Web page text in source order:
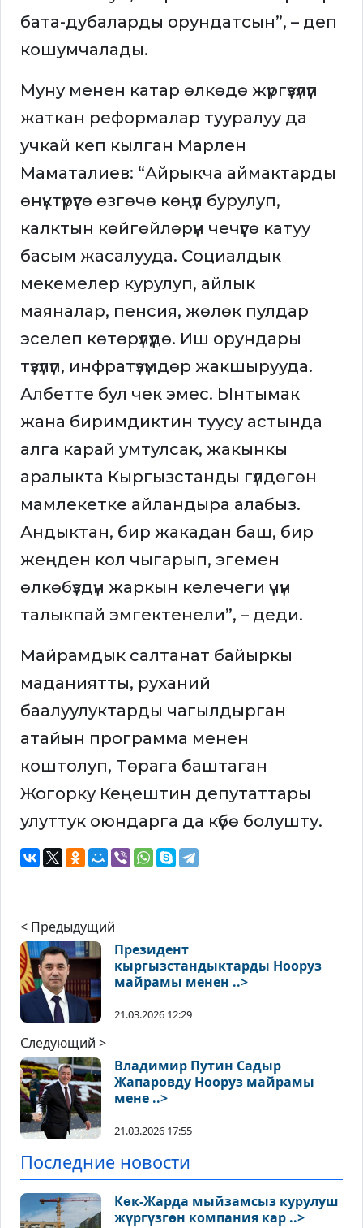
бата-дубаларды орундатсын”, – деп
кошумчалады.
Муну менен катар өлкөдө жүргүзүлүп
жаткан реформалар тууралуу да
учкай кеп кылган Марлен
Маматалиев: “Айрыкча аймактарды
өнүктүрүүгө өзгөчө көңүл бурулуп,
калктын көйгөйлөрүн чечүүгө катуу
басым жасалууда. Социалдык
мекемелер курулуп, айлык
маяналар, пенсия, жөлөк пулдар
эселеп көтөрүлүүдө. Иш орундары
түзүлүп, инфратүзүмдөр жакшырууда.
Албетте бул чек эмес. Ынтымак
жана биримдиктин туусу астында
алга карай умтулсак, жакынкы
аралыкта Кыргызстанды гүлдөгөн
мамлекетке айландыра алабыз.
Андыктан, бир жакадан баш, бир
жеңден кол чыгарып, эгемен
өлкөбүздүн жаркын келечеги үчүн
талыкпай эмгектенели”, – деди.
Майрамдык салтанат байыркы
маданиятты, руханий
баалуулуктарды чагылдырган
атайын программа менен
коштолуп, Төрага баштаган
Жогорку Кеңештин депутаттары
улуттук оюндарга да күбө болушту.
< Предыдущий
Президент
кыргызстандыктарды Нооруз
майрамы менен ..>
21.03.2026 12:29
Следующий >
Владимир Путин Садыр
Жапаровду Нооруз майрамы
мене ..>
21.03.2026 17:55
Последние новости
Көк-Жарда мыйзамсыз курулуш
жүргүзгөн компания кар ..>